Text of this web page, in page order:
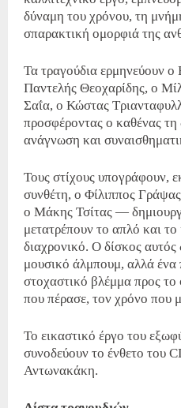
δύναμη του χρόνου, τη
σπαρακτική ομορφιά της
Τα τραγούδια ερμηνεύουν ο
Παντελής Θεοχαρίδης, ο
Σαΐα, ο Κώστας
προσφέροντας ο καθένας τη
ανάγνωση και
Τους στίχους υπογράφουν,
συνθέτη, ο Φίλιππος
ο Μάκης Τσίτας —
μετατρέπουν το απλό και
διαχρονικό. Ο δίσκος αυτός
μουσικό άλμπουμ, αλλά ένα
στοχαστικό βλέμμα προς
που πέρασε, τον χρόνο που
Το εικαστικό έργο του
συνοδεύουν το ένθετο του
Αντωνακάκη.